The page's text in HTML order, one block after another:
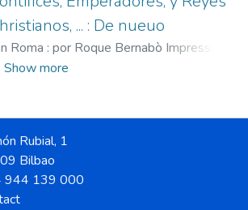
... : De nueuo
Roma : por Roque Bernabò Impressor a
de Pedro Leone ...,
Giovanni Battista
Show more
Rubial, 1
Bilbao
944 139 000